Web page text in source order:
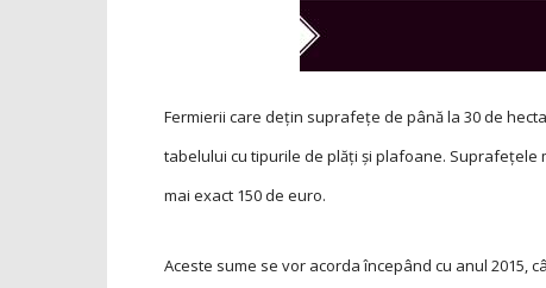
Fermierii care dețin suprafețe de până la 30 de
tabelului cu tipurile de plăți și plafoane. Suprafețele
mai exact 150 de euro.
Aceste sume se vor acorda începând cu anul 2015,